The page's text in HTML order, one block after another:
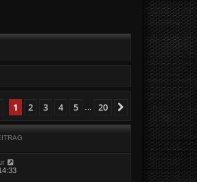
Seite von20
1 2 3 4 5 20 Nächste